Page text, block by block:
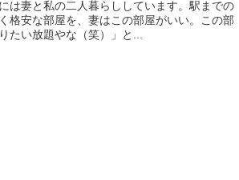
は妻と私の二人暮らししています。駅までの
格安な部屋を、妻はこの部屋がいい。この部
たい放題やな（笑）」と...